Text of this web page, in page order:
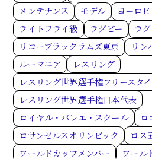
メンテナンス
モデル
ヨーロ
ライトフライ級
ラグビー ラ
リコーブラックラムズ東京
リン
ルーマニア
レスリング
レスリング世界選手権フリースタ
レスリング世界選手権日本代表
ロイヤル・バレエ・スクール
ロ
ロサンゼルスオリンピック
ロス
ワールドカップメンバー
ワール